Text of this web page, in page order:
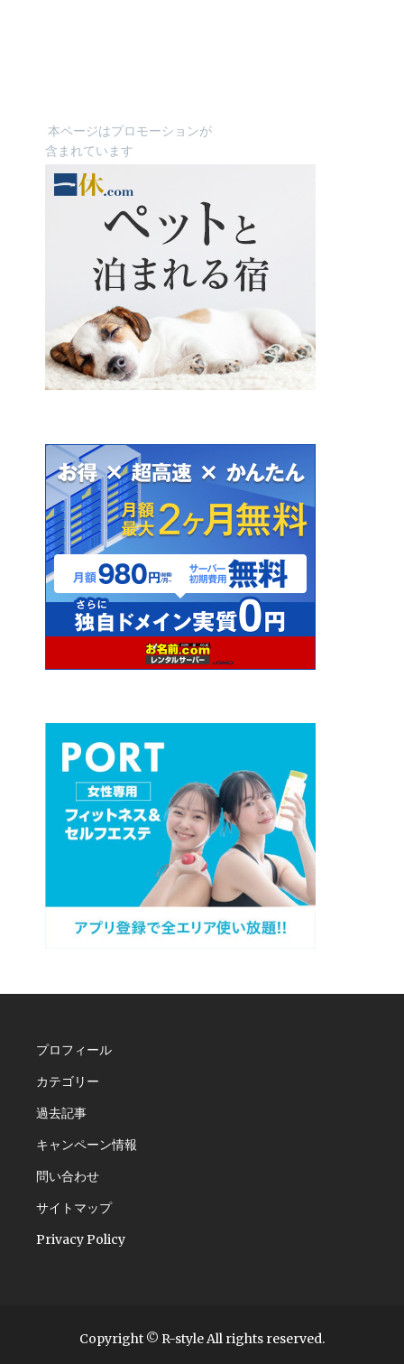
本ページはプロモーションが
含まれています
プロフィール
カテゴリー
過去記事
キャンペーン情報
問い合わせ
サイトマップ
Privacy Policy
Copyright © R-style All rights reserved.